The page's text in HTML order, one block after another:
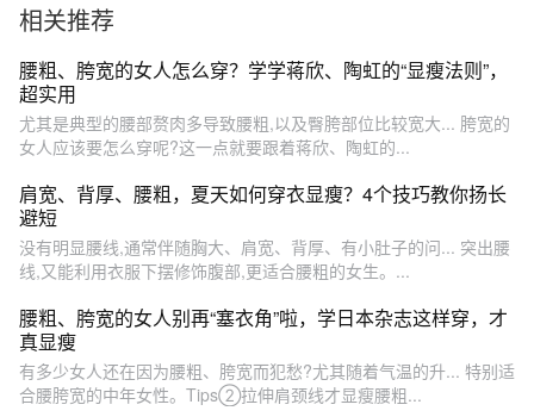
相关推荐
腰粗、胯宽的女人怎么穿？学学蒋欣、陶虹的“显瘦法则”，
超实用
尤其是典型的腰部赘肉多导致腰粗,以及臀胯部位比较宽大... 胯宽的
女人应该要怎么穿呢?这一点就要跟着蒋欣、陶虹的...
肩宽、背厚、腰粗，夏天如何穿衣显瘦？4个技巧教你扬长
避短
没有明显腰线,通常伴随胸大、肩宽、背厚、有小肚子的问... 突出腰
线,又能利用衣服下摆修饰腹部,更适合腰粗的女生。...
腰粗、胯宽的女人别再“塞衣角”啦，学日本杂志这样穿，才
真显瘦
有多少女人还在因为腰粗、胯宽而犯愁?尤其随着气温的升... 特别适
合腰胯宽的中年女性。Tips②拉伸肩颈线才显瘦腰粗...